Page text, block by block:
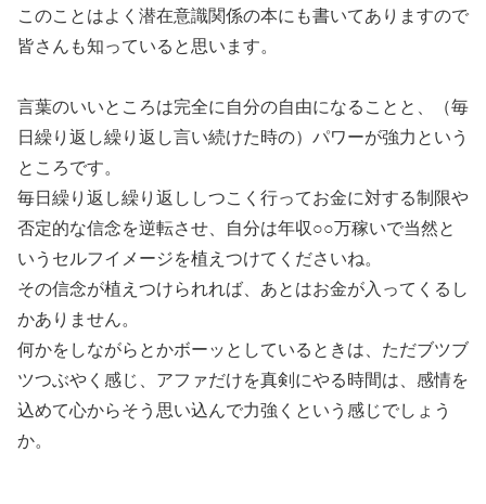
このことはよく潜在意識関係の本にも書いてありますので
皆さんも知っていると思います。
言葉のいいところは完全に自分の自由になることと、（毎
日繰り返し繰り返し言い続けた時の）パワーが強力という
ところです。
毎日繰り返し繰り返ししつこく行ってお金に対する制限や
否定的な信念を逆転させ、自分は年収○○万稼いで当然と
いうセルフイメージを植えつけてくださいね。
その信念が植えつけられれば、あとはお金が入ってくるし
かありません。
何かをしながらとかボーッとしているときは、ただブツブ
ツつぶやく感じ、アファだけを真剣にやる時間は、感情を
込めて心からそう思い込んで力強くという感じでしょう
か。